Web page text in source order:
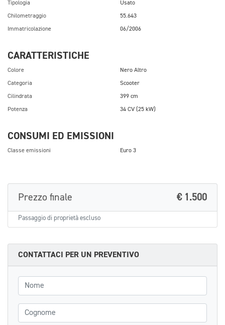
Tipologia Usato
Chilometraggio 55.643
Immatricolazione 06/2006
CARATTERISTICHE
Colore Nero Altro
Categoria Scooter
Cilindrata 399 cm
Potenza 34 CV (25 kW)
CONSUMI ED EMISSIONI
Classe emissioni Euro 3
Prezzo finale € 1.500
Passaggio di proprietà escluso
CONTATTACI PER UN PREVENTIVO
Nome
Cognome